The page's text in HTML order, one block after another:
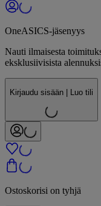
OneASICS-jäsenyys
Nauti ilmaisesta
eksklusiivisista
Kirjaudu sisään | Luo tili
Ostoskorisi on tyhjä